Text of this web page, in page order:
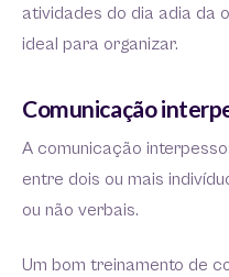
atividades do dia adia da
ideal para organizar.
Comunicação
A comunicação
entre dois ou mais
ou não verbais.
Um bom treinamento de